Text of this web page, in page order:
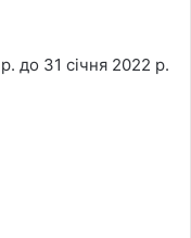
до 31 січня 2022 р.